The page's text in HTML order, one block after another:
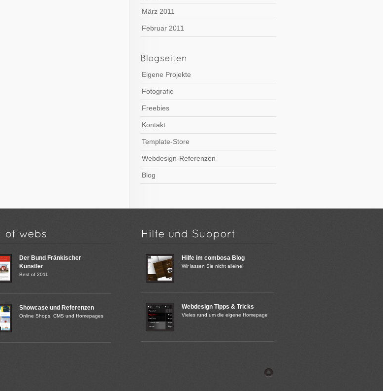
März 2011
Februar 2011
Eigene Projekte
Fotografie
Freebies
Kontakt
Template-Store
Webdesign-Referenzen
Blog
Der Bund Fränkischer
Künstler
Best of 2011
Showcase und Referenzen
Online Shops, CMS und Homepages
Hilfe im combosa Blog
Wir lassen Sie nicht alleine!
Webdesign Tipps & Tricks
Vieles rund um die eigene Homepage